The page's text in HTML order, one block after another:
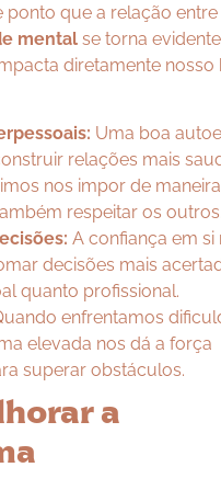
ponto que a relação entre
mental se torna
diretamente nosso
Uma boa
relações mais
nos impor de maneira
respeitar os outros.
A confiança em si
decisões mais
quanto profissional.
enfrentamos
elevada nos dá a força
superar obstáculos.
a